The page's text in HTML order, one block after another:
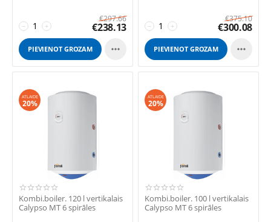
+
−
€297.66
€238.13
PIEVIENOT GROZAM 
+
−
€375.10
€300.08
PIEVIENOT GROZAM 
ATLAIDE
20%
Kombi.boiler. 120 l vertikalais
Calypso MT 6 spirāles
ATLAIDE
20%
Kombi.boiler. 100 l vertikalais
Calypso MT 6 spirāles